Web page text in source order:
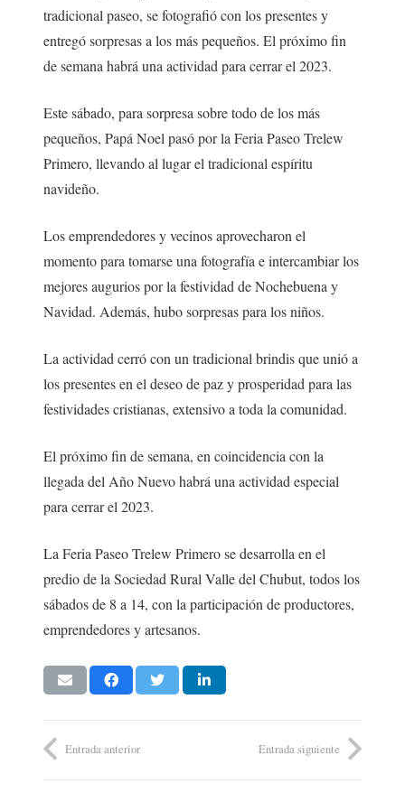
tradicional paseo, se fotografió con los presentes y
entregó sorpresas a los más pequeños. El próximo fin
de semana habrá una actividad para cerrar el 2023.
Este sábado, para sorpresa sobre todo de los más
pequeños, Papá Noel pasó por la Feria Paseo Trelew
Primero, llevando al lugar el tradicional espíritu
navideño.
Los emprendedores y vecinos aprovecharon el
momento para tomarse una fotografía e intercambiar los
mejores augurios por la festividad de Nochebuena y
Navidad. Además, hubo sorpresas para los niños.
La actividad cerró con un tradicional brindis que unió a
los presentes en el deseo de paz y prosperidad para las
festividades cristianas, extensivo a toda la comunidad.
El próximo fin de semana, en coincidencia con la
llegada del Año Nuevo habrá una actividad especial
para cerrar el 2023.
La Feria Paseo Trelew Primero se desarrolla en el
predio de la Sociedad Rural Valle del Chubut, todos los
sábados de 8 a 14, con la participación de productores,
emprendedores y artesanos.
Entrada anterior Entrada siguiente